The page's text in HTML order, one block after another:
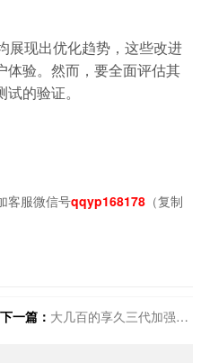
展现出优化趋势，这些改进
体验。然而，要全面评估其
的验证。
客服微信号qqyp168178（复制
下一篇： 大几百的享久三代加强喷剂和几十的延时喷剂有啥区别？